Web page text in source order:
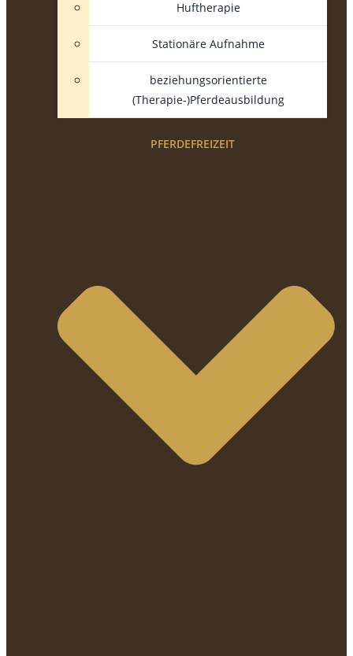
Huftherapie
Stationäre Aufnahme
beziehungsorientierte
(Therapie-)Pferdeausbildung
PFERDEFREIZEIT